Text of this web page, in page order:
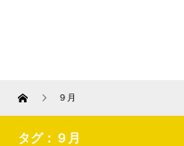
Home ９月
タグ：９月